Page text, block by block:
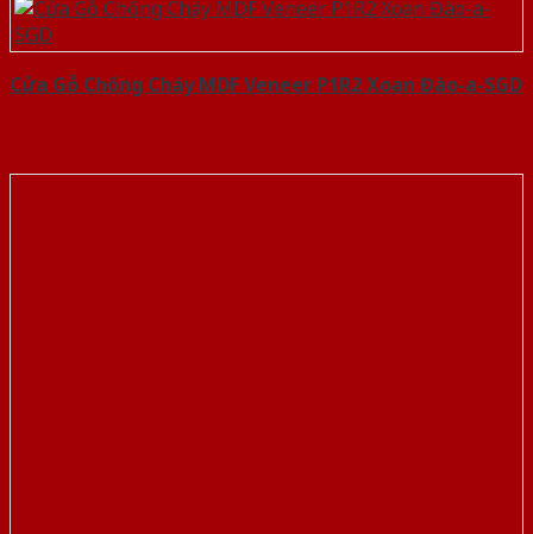
Cửa Gỗ Chống Cháy MDF Veneer P1R2 Xoan Đào-a-SGD